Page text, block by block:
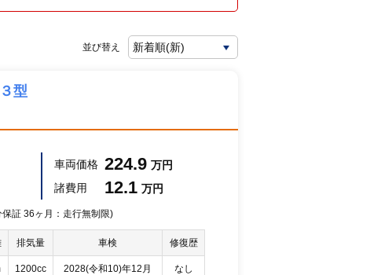
並び替え
型
車両価格 224.9 万円
諸費用
12.1 万円
証 36ヶ月：走行無制限)
排気量 車検 修復歴
1200cc 2028(令和10)年12月 なし